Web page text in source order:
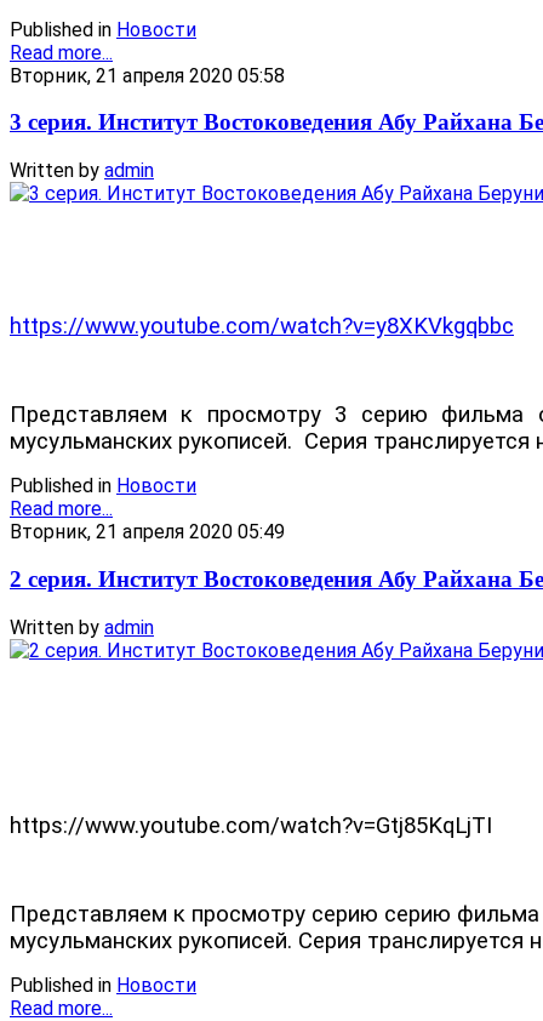
Published in Новости
Read more...
Вторник, 21 апреля 2020 05:58
3 серия. Институт Востоковедения Абу Райхана
Written by admin
https://www.youtube.com/watch?v=y8XKVkgqbbc
Представляем к просмотру 3 серию фильма
мусульманских рукописей. Серия
Published in Новости
Read more...
Вторник, 21 апреля 2020 05:49
2 серия. Институт Востоковедения Абу Райхана
Written by admin
https://www.youtube.com/watch?v=Gtj85KqLjTI
Представляем к просмотру серию серию фильма
мусульманских рукописей. Серия транслируется
Published in Новости
Read more...